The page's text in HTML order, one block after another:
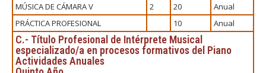
MÚSICA DE CÁMARA V
2 20
Anual
PRÁCTICA PROFESIONAL
10 Anual
C.- Título Profesional de Intérprete Musical
especializado/a en procesos formativos del Piano
Actividades Anuales